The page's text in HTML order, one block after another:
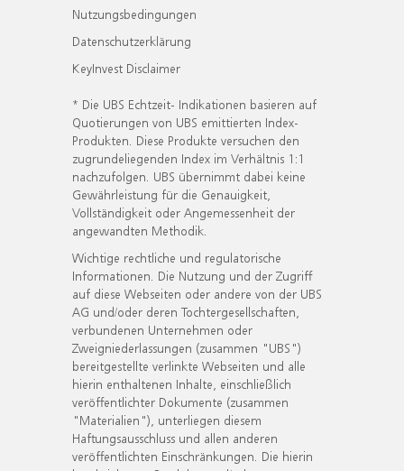
Nutzungsbedingungen
Datenschutzerklärung
KeyInvest Disclaimer
* Die UBS Echtzeit- Indikationen basieren auf
Quotierungen von UBS emittierten Index-
Produkten. Diese Produkte versuchen den
zugrundeliegenden Index im Verhältnis 1:1
nachzufolgen. UBS übernimmt dabei keine
Gewährleistung für die Genauigkeit,
Vollständigkeit oder Angemessenheit der
angewandten Methodik.
Wichtige rechtliche und regulatorische
Informationen. Die Nutzung und der Zugriff
auf diese Webseiten oder andere von der UBS
AG und/oder deren Tochtergesellschaften,
verbundenen Unternehmen oder
Zweigniederlassungen (zusammen "UBS")
bereitgestellte verlinkte Webseiten und alle
hierin enthaltenen Inhalte, einschließlich
veröffentlichter Dokumente (zusammen
"Materialien"), unterliegen diesem
Haftungsausschluss und allen anderen
veröffentlichten Einschränkungen. Die hierin